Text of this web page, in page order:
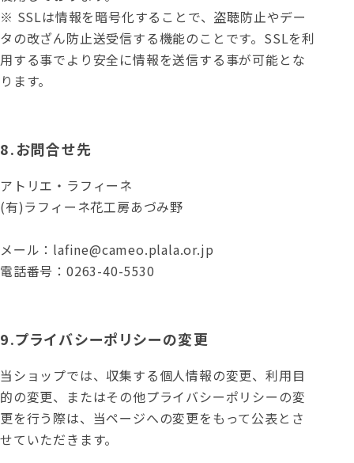
※ SSLは情報を暗号化することで、盗聴防止やデー
タの改ざん防止送受信する機能のことです。SSLを利
用する事でより安全に情報を送信する事が可能とな
ります。
8.お問合せ先
アトリエ・ラフィーネ
(有)ラフィーネ花工房あづみ野
メール：lafine@cameo.plala.or.jp
電話番号：0263-40-5530
9.プライバシーポリシーの変更
当ショップでは、収集する個人情報の変更、利用目
的の変更、またはその他プライバシーポリシーの変
更を行う際は、当ページへの変更をもって公表とさ
せていただきます。